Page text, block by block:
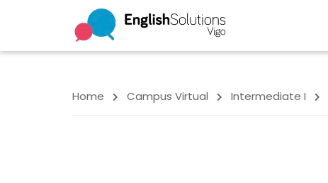
Home Campus Virtual Intermediate I